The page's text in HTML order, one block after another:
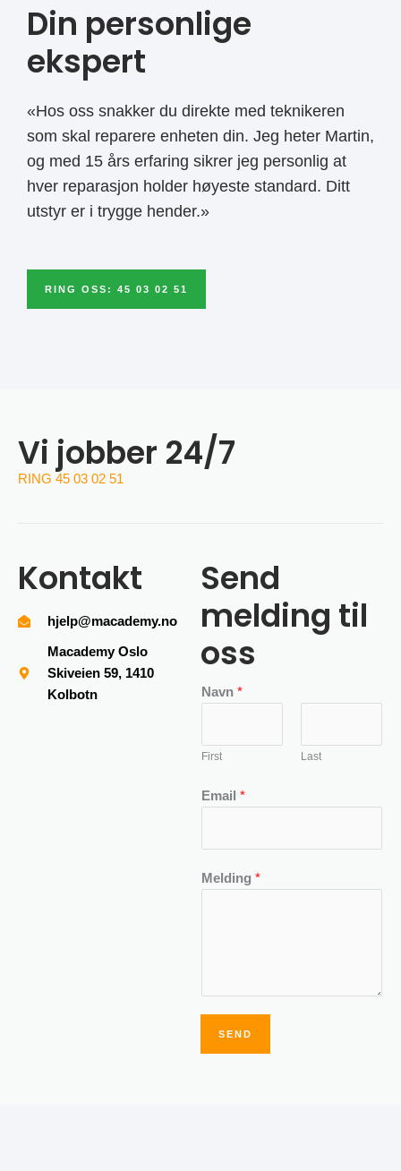
Din personlige
ekspert
«Hos oss snakker du direkte med teknikeren
som skal reparere enheten din. Jeg heter Martin,
og med 15 års erfaring sikrer jeg personlig at
hver reparasjon holder høyeste standard. Ditt
utstyr er i trygge hender.»
RING OSS: 45 03 02 51
Vi jobber 24/7
RING 45 03 02 51
Kontakt
hjelp@macademy.no
Macademy Oslo
Skiveien 59, 1410
Kolbotn
Send
melding til
oss
Navn *
First Last
Email *
Melding *
SEND